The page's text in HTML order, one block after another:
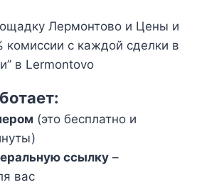
Лермонтово и Цены и
комиссии с каждой сделки в
в Lermontovo
(это бесплатно и
ссылку–
вас